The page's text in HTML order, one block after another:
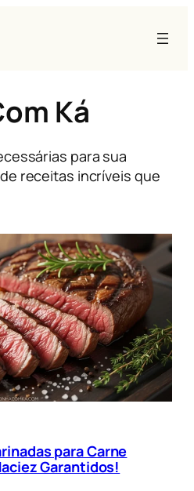
Ká
para sua
receitas incríveis que
para Carne
Garantidos!